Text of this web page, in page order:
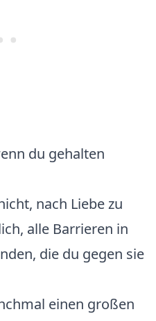
du gehalten
nach Liebe zu
alle Barrieren in
die du gegen sie
einen großen